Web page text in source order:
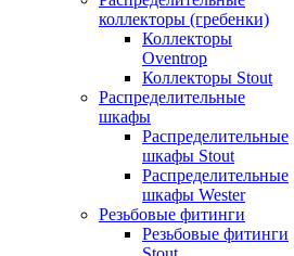
коллекторы (гребенки)
Коллекторы
Oventrop
Коллекторы Stout
Распределительные
шкафы
Распределительные
шкафы Stout
Распределительные
шкафы Wester
Резьбовые фитинги
Резьбовые фитинги